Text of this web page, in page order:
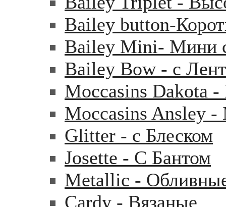
Bailey button-
Bailey Mini- Мини
Bailey Bow - с
Moccasins Dakota
Moccasins Ansley
Glitter - с Блеском
Josette - С Бантом
Metallic -
Cardy - Вязаные